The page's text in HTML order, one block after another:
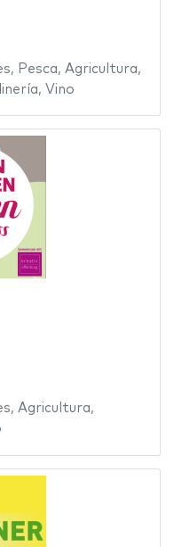
, Pesca, Agricultura,
, Vino
, Agricultura,